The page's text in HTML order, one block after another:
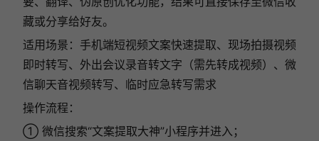
藏或分享给好友。
适用场景：手机端短视频文案快速提取、现场拍摄视频
即时转写、外出会议录音转文字（需先转成视频）、微
信聊天音视频转写、临时应急转写需求
操作流程：
① 微信搜索“文案提取大神”小程序并进入；